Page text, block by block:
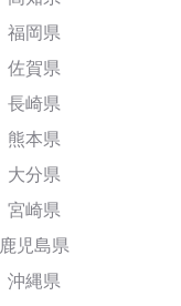
福岡県
佐賀県
長崎県
熊本県
大分県
宮崎県
鹿児島県
沖縄県